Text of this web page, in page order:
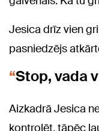
Jesica drīz vien
pasniedzējs
Stop, vada
Aizkadrā Jesica